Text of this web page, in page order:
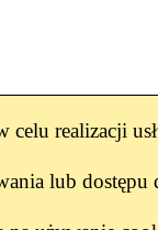
celu realizacji
lub